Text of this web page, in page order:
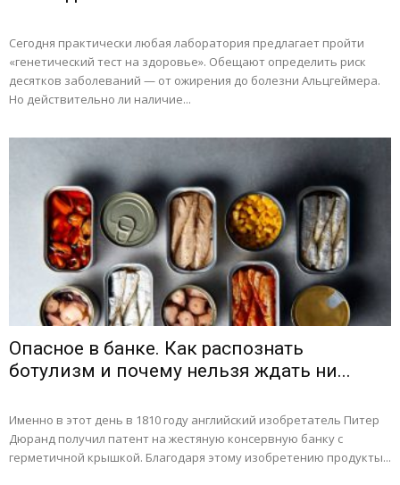
Сегодня практически любая лаборатория предлагает пройти
«генетический тест на здоровье». Обещают определить риск
десятков заболеваний — от ожирения до болезни Альцгеймера.
Но действительно ли наличие...
Опасное в банке. Как распознать
ботулизм и почему нельзя ждать ни...
Именно в этот день в 1810 году английский изобретатель Питер
Дюранд получил патент на жестяную консервную банку с
герметичной крышкой. Благодаря этому изобретению продукты...